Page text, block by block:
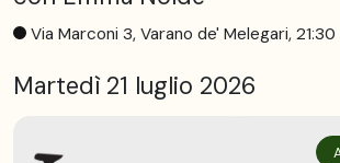
Via Marconi 3, Varano de' Melegari, 21:30
Martedì 21 luglio 2026